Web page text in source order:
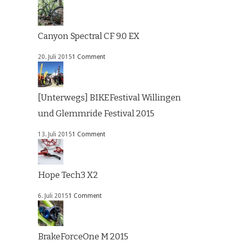
Canyon Spectral CF 9.0 EX
20. Juli 20151 Comment
[Unterwegs] BIKEFestival Willingen
und Glemmride Festival 2015
13. Juli 20151 Comment
Hope Tech3 X2
6. Juli 20151 Comment
BrakeForceOne M 2015